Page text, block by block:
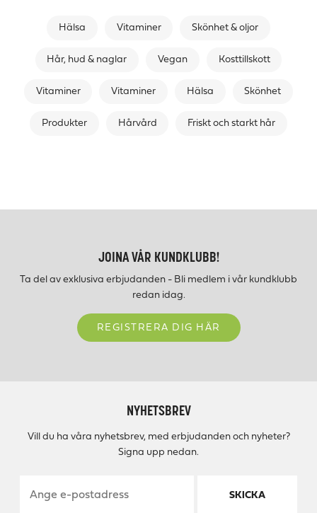
Hälsa Vitaminer Skönhet & oljor
Hår, hud & naglar Vegan Kosttillskott
Vitaminer Vitaminer Hälsa Skönhet
Produkter Hårvård Friskt och starkt hår
JOINA VÅR KUNDKLUBB!
Ta del av exklusiva erbjudanden - Bli medlem i vår kundklubb
redan idag.
REGISTRERA DIG HÄR
NYHETSBREV
Vill du ha våra nyhetsbrev, med erbjudanden och nyheter?
Signa upp nedan.
SKICKA